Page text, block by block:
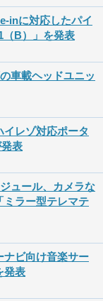
inに対応したパイ
（B）」を発表
車載ヘッドユニッ
レゾ対応ポータ
表
ュール、カメラな
ミラー型テレマテ
ナビ向け音楽サー
発表